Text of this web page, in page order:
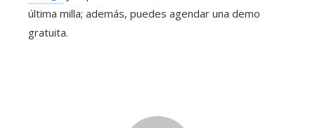
última milla; además, puedes agendar una demo
gratuita.